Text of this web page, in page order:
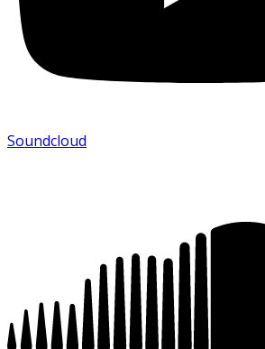
Soundcloud